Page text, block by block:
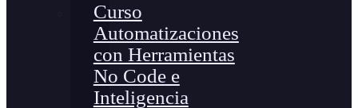
Curso
Automatizaciones
con Herramientas
No Code e
Inteligencia